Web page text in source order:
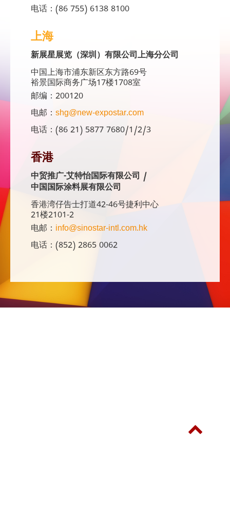
电话：(86 755) 6138 8100
上海
新展星展览（深圳）有限公司上海分公司
中国上海市浦东新区东方路69号
裕景国际商务广场17楼1708室
邮编：200120
电邮： shg@new-expostar.com
电话：(86 21) 5877 7680/1/2/3
香港
中贸推广-艾特怡国际有限公司 /
中国国际涂料展有限公司
香港湾仔告士打道42-46号捷利中心
21楼2101-2
电邮： info@sinostar-intl.com.hk
电话：(852) 2865 0062